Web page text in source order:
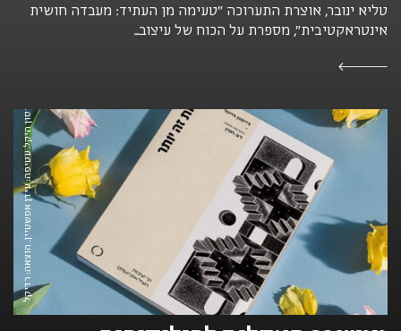
טליא ינובר, אוצרת התערוכה "טעימה מן העתיד: מעבדה חושית
אינטראקטיבית", מספרת על הכוח של עיצוב...
פחות זה יותר / ג'ייסון היקל. עטיפה: עידן אפשטיין. הוצאה: רדיקל